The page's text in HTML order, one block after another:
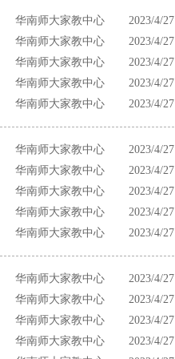
华南师大家教中心
2023/4/27
华南师大家教中心
2023/4/27
华南师大家教中心
2023/4/27
华南师大家教中心
2023/4/27
华南师大家教中心
2023/4/27
华南师大家教中心
2023/4/27
华南师大家教中心
2023/4/27
华南师大家教中心
2023/4/27
华南师大家教中心
2023/4/27
华南师大家教中心
2023/4/27
华南师大家教中心
2023/4/27
华南师大家教中心
2023/4/27
华南师大家教中心
2023/4/27
华南师大家教中心
2023/4/27